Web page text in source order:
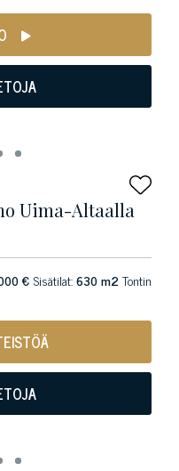
Uima-Altaalla
€ Sisätilat:630 m2Tontin